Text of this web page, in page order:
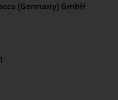
(Germany) GmbH